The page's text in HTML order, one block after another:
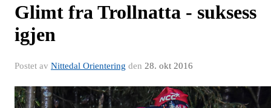
Glimt fra Trollnatta - suksess
igjen
Postet av Nittedal Orientering den 28. okt 2016